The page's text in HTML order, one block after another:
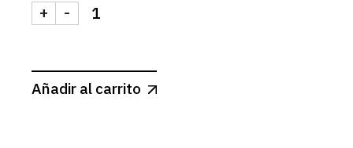
TIRA 230V PRO 12W/m 72LED/m IP67 RGB 1m
-
+
Añadir al carrito